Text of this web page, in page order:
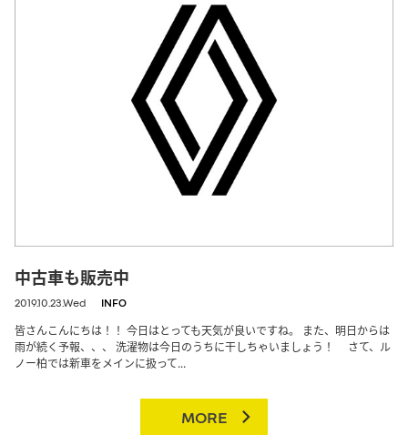
中古車も販売中
2019.10.23.Wed INFO
皆さんこんにちは！！ 今日はとっても天気が良いですね。 また、明日からは
雨が続く予報、、、 洗濯物は今日のうちに干しちゃいましょう！ さて、ル
ノー柏では新車をメインに扱って...
MORE